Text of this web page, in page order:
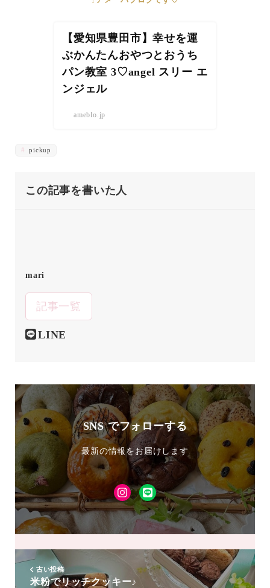
【愛知県豊田市】幸せを運
ぶかんたんおやつとおうち
パン教室 3♡angel スリー エ
ンジェル
ameblo.jp
pickup
この記事を書いた人
mari
記事一覧
LINE
SNS でフォローする
最新の情報をお届けします
Instagram
LINE
友
達
追
加
古い投稿
米粉でリッチクッキー♪